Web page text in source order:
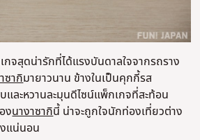
จสุดน่ารักที่ได้แรงบันดาลใจจากรถราง
ซากิมายาวนาน ข้างในเป็นคุกกี้รส
และหวานละมุนดีไซน์แพ็กเกจที่สะท้อน
งนางาซากินี้ น่าจะถูกใจนักท่องเที่ยวต่าง
แน่นอน